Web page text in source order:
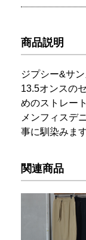
商品説明
ジプシー&サ
13.5オンスの
めのストレー
メンフィスデ
事に馴染みます
関連商品